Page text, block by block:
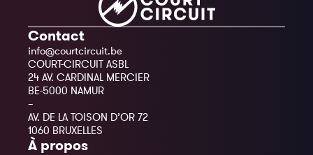
Contact
info@courtcircuit.be
COURT-CIRCUIT ASBL
24 AV. CARDINAL MERCIER
BE-5000 NAMUR
–
AV. DE LA TOISON D’OR 72
1060 BRUXELLES
À propos